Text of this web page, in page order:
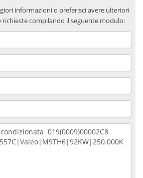
informazioni o preferisci avere ulteriori
compilando il seguente modulo: